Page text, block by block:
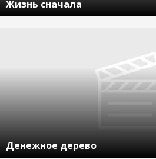
Жизнь сначала
Денежное дерево